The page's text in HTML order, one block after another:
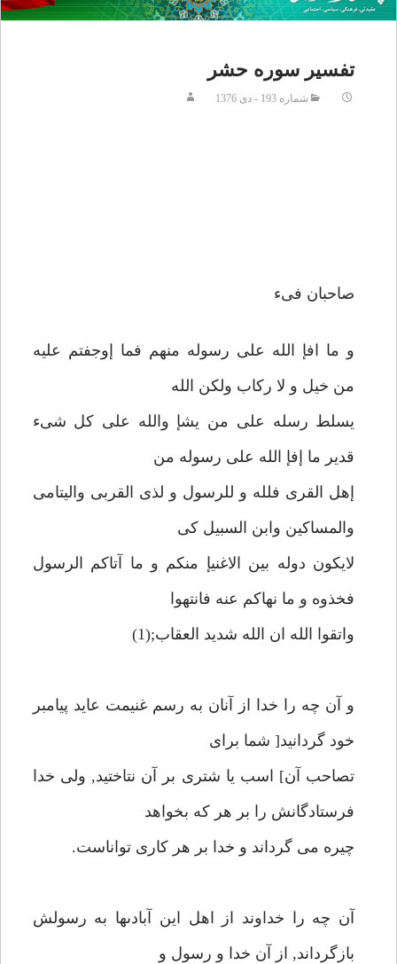
تفسير سوره حشر
شماره 193 - دی 1376
صاحبان فىء
و ما افإ الله على رسوله منهم فما إوجفتم عليه
من خيل و لا ركاب ولكن الله
يسلط رسله على من يشإ والله على كل شىء
قدير ما إفإ الله على رسوله من
إهل القرى فلله و للرسول و لذى القربى واليتامى
والمساكين وابن السبيل كى
لايكون دوله بين الاغنيإ منكم و ما آتاكم الرسول
فخذوه و ما نهاكم عنه فانتهوا
واتقوا الله ان الله شديد العقاب;(1)
و آن چه را خدا از آنان به رسم غنيمت عايد پيامبر
خود گردانيد[ شما براى
تصاحب آن] اسب يا شترى بر آن نتاختيد, ولى خدا
فرستادگانش را بر هر كه بخواهد
چيره مى گرداند و خدا بر هر كارى تواناست.
آن چه را خداوند از اهل اين آبادىها به رسولش
بازگرداند, از آن خدا و رسول و